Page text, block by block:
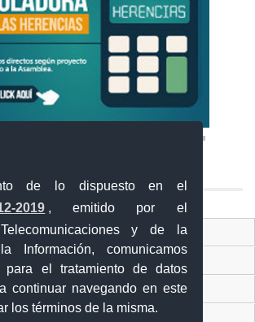
de lo dispuesto en el
2019 , emitido por el
y de la
Información, comunicamos
para el tratamiento de datos
continuar navegando en este
los términos de la misma.
Ventanilla Única Virtual
Única de Comercio Exterior
Gobierno Abierto
Visor Ciudadano